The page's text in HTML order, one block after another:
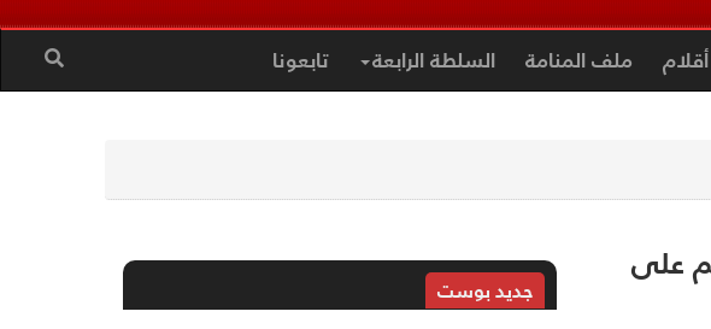
أقلام ملف المنامة السلطة الرابعة تابعونا
على
جديد بوست